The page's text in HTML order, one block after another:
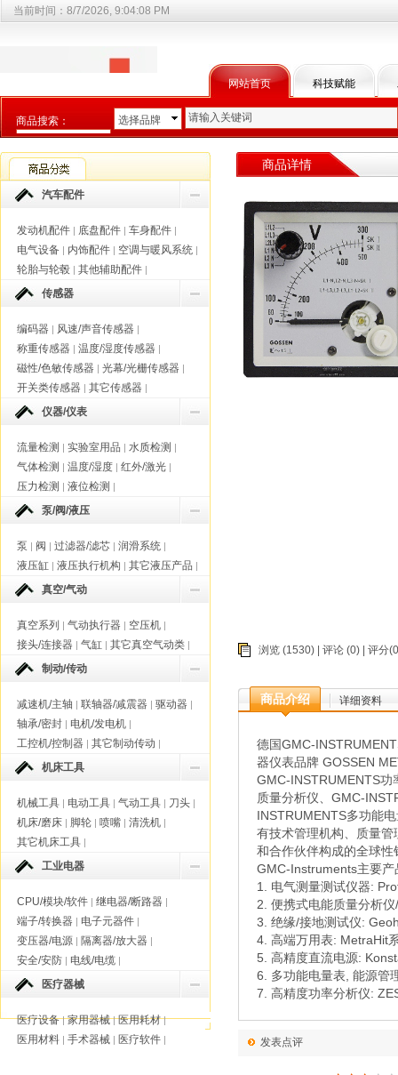
网站首页 科技赋能
当前时间： 8/7/2026, 9:04:09 PM
商品搜索：
选择商品分类
选择品牌
汽车配件
发动机配件 | 底盘配件 | 车身配件 |
电气设备 | 内饰配件 | 空调与暖风系统 |
轮胎与轮毂 | 其他辅助配件 |
传感器
编码器 | 风速/声音传感器 |
称重传感器 | 温度/湿度传感器 |
磁性/色敏传感器 | 光幕/光栅传感器 |
开关类传感器 | 其它传感器 |
仪器/仪表
流量检测 | 实验室用品 | 水质检测 |
气体检测 | 温度/湿度 | 红外/激光 |
压力检测 | 液位检测 |
泵/阀/液压
泵 | 阀 | 过滤器/滤芯 | 润滑系统 |
液压缸 | 液压执行机构 | 其它液压产品 |
真空/气动
真空系列 | 气动执行器 | 空压机 |
接头/连接器 | 气缸 | 其它真空气动类 |
制动/传动
减速机/主轴 | 联轴器/减震器 | 驱动器 |
轴承/密封 | 电机/发电机 |
工控机/控制器 | 其它制动传动 |
机床工具
机械工具 | 电动工具 | 气动工具 | 刀头 |
机床/磨床 | 脚轮 | 喷嘴 | 清洗机 |
其它机床工具 |
工业电器
CPU/模块/软件 | 继电器/断路器 |
端子/转换器 | 电子元器件 |
变压器/电源 | 隔离器/放大器 |
安全/安防 | 电线/电缆 |
医疗器械
医疗设备 | 家用器械 | 医用耗材 |
医用材料 | 手术器械 | 医疗软件 |
商品详情
浏览 (1530) | 评论 (0) | 评分
商品介绍 详细资料
德国GMC-
器仪表品牌 GOSSEN
GMC-INSTRUMENTS功
质量分析仪、GMC-
INSTRUMENTS多功能
有技术管理机构、质量
和合作伙伴构成的全球性
GMC-Instruments主要产
1. 电气测量测试仪器:
2. 便携式电能质量分析
3. 绝缘/接地测试仪:
4. 高端万用表: MetraHit
5. 高精度直流电源:
6. 多功能电量表, 能源管
7. 高精度功率分析仪:
发表点评